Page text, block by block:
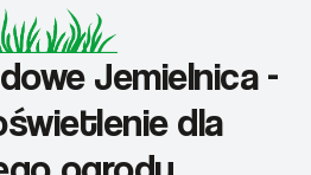
Jemielnica -
dla